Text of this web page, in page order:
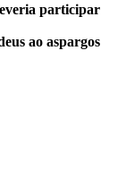
participar
ao aspargos